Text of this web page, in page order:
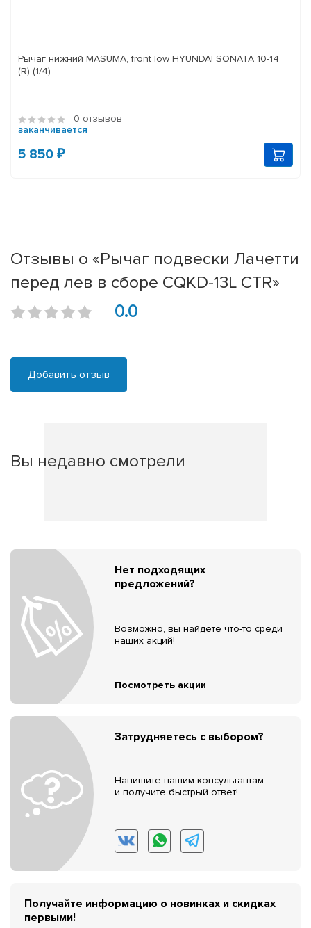
Рычаг нижний MASUMA, front low HYUNDAI SONATA 10-14
(R) (1/4)
0 отзывов
заканчивается
5 850 ₽
Отзывы о «Рычаг подвески Лачетти
перед лев в сборе CQKD-13L CTR»
0.0
Добавить отзыв
Вы недавно смотрели
Нет подходящих
предложений?
Возможно, вы найдёте что-то среди
наших акций!
Посмотреть акции
Затрудняетесь с выбором?
Напишите нашим консультантам
и получите быстрый ответ!
Получайте информацию о новинках и скидках
первыми!